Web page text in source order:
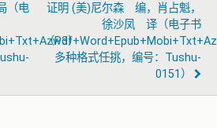
（电
）
证明 (美)尼尔森 编，肖占魁，
徐沙凤 译（电子书
（
多种格式任挑，编号：tushu-
0151）